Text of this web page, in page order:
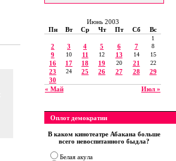
Июнь 2003
Пн
Вт Ср Чт Пт Сб Вс
« Май Июл »
1
2 3 4 5 6 7 8
9 10 11 12 13 14 15
16 17 18 19 20 21 22
23 24 25 26 27 28
29
30
Оплот демократии
В каком кинотеатре Абакана больше
всего невоспитанного быдла?
Белая акула